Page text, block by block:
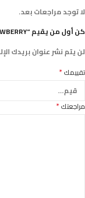
لا توجد مراجعات بعد.
كن أول من يقيم “GLOW LIP GEL STRAWBERRY”
لن يتم نشر عنوان بريدك
تقييمك*
مراجعتك*